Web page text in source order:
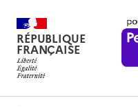
RÉPUBLIQUE
FRANÇAISE